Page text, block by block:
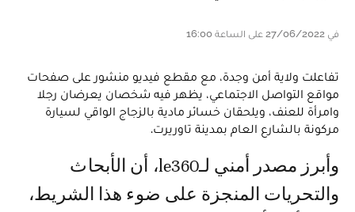
في 27/06/2022 على الساعة 16:00
تفاعلت ولاية أمن وجدة، مع مقطع فيديو منشور على صفحات
مواقع التواصل الاجتماعي، يظهر فيه شخصان يعرضان رجلا
وامرأة للعنف، ويلحقان خسائر مادية بالزجاج الواقي لسيارة
مركونة بالشارع العام بمدينة تاوريرت.
وأبرز مصدر أمني لـle360، أن الأبحاث
والتحريات المنجزة على ضوء هذا الشريط،